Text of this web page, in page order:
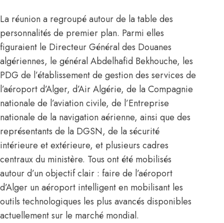
La réunion a regroupé autour de la table des
personnalités de premier plan. Parmi elles
figuraient le Directeur Général des Douanes
algériennes, le général Abdelhafid Bekhouche, les
PDG de l’établissement de gestion des services de
l’aéroport d’Alger, d’Air Algérie, de la Compagnie
nationale de l’aviation civile, de l’Entreprise
nationale de la navigation aérienne, ainsi que des
représentants de la DGSN, de la sécurité
intérieure et extérieure, et plusieurs cadres
centraux du ministère. Tous ont été mobilisés
autour d’un objectif clair : faire de l’aéroport
d’Alger un aéroport intelligent en mobilisant les
outils technologiques les plus avancés disponibles
actuellement sur le marché mondial.